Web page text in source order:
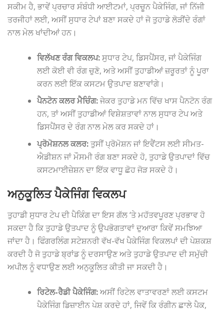
ਸਕੀਮ ਹੈ, ਭਾਵੇਂ ਪ੍ਰਚਾਰ ਸੰਬੰਧੀ ਆਈਟਮਾਂ, ਪ੍ਰਚੂਨ ਪੈਕੇਜਿੰਗ, ਜਾਂ ਨਿੱਜੀ
ਤਰਜੀਹਾਂ ਲਈ, ਅਸੀਂ ਸੁਧਾਰ ਟੇਪਾਂ ਬਣਾ ਸਕਦੇ ਹਾਂ ਜੋ ਤੁਹਾਡੇ ਲੋੜੀਂਦੇ ਰੰਗਾਂ
ਨਾਲ ਮੇਲ ਖਾਂਦੀਆਂ ਹਨ।
ਵਿਲੱਖਣ ਰੰਗ ਵਿਕਲਪ:ਸੁਧਾਰ ਟੇਪ, ਡਿਸਪੈਂਸਰ, ਜਾਂ ਪੈਕੇਜਿੰਗ
ਲਈ ਕੋਈ ਵੀ ਰੰਗ ਚੁਣੋ, ਅਤੇ ਅਸੀਂ ਤੁਹਾਡੀਆਂ ਜ਼ਰੂਰਤਾਂ ਨੂੰ ਪੂਰਾ
ਕਰਨ ਲਈ ਇੱਕ ਕਸਟਮ ਉਤਪਾਦ ਬਣਾਵਾਂਗੇ।
ਪੈਨਟੋਨ ਕਲਰ ਮੈਚਿੰਗ:ਜੇਕਰ ਤੁਹਾਡੇ ਮਨ ਵਿੱਚ ਖਾਸ ਪੈਨਟੋਨ ਰੰਗ
ਹਨ, ਤਾਂ ਅਸੀਂ ਤੁਹਾਡੀਆਂ ਵਿਸ਼ੇਸ਼ਤਾਵਾਂ ਨਾਲ ਸੁਧਾਰ ਟੇਪ ਅਤੇ
ਡਿਸਪੈਂਸਰ ਦੇ ਰੰਗ ਨਾਲ ਮੇਲ ਕਰ ਸਕਦੇ ਹਾਂ।
ਪ੍ਰੋਮੋਸ਼ਨਲ ਕਲਰ:ਤੁਸੀਂ ਪ੍ਰੋਮੋਸ਼ਨ ਜਾਂ ਇਵੈਂਟਸ ਲਈ ਸੀਮਤ-
ਐਡੀਸ਼ਨ ਜਾਂ ਮੌਸਮੀ ਰੰਗ ਬਣਾ ਸਕਦੇ ਹੋ, ਤੁਹਾਡੇ ਉਤਪਾਦਾਂ ਵਿੱਚ
ਕਸਟਮਾਈਜ਼ੇਸ਼ਨ ਦਾ ਇੱਕ ਵਾਧੂ ਛੋਹ ਜੋੜ ਸਕਦੇ ਹੋ।
ਅਨੁਕੂਲਿਤ ਪੈਕੇਜਿੰਗ ਵਿਕਲਪ
ਤੁਹਾਡੀ ਸੁਧਾਰ ਟੇਪ ਦੀ ਪੈਕਿੰਗ ਦਾ ਇਸ ਗੱਲ ‘ਤੇ ਮਹੱਤਵਪੂਰਣ ਪ੍ਰਭਾਵ ਹੋ
ਸਕਦਾ ਹੈ ਕਿ ਤੁਹਾਡੇ ਉਤਪਾਦ ਨੂੰ ਉਪਭੋਗਤਾਵਾਂ ਦੁਆਰਾ ਕਿਵੇਂ ਸਮਝਿਆ
ਜਾਂਦਾ ਹੈ। ਫਿੰਗਰਲਿੰਗ ਸਟੇਸ਼ਨਰੀ ਵੱਖ-ਵੱਖ ਪੈਕੇਜਿੰਗ ਵਿਕਲਪਾਂ ਦੀ ਪੇਸ਼ਕਸ਼
ਕਰਦੀ ਹੈ ਜੋ ਤੁਹਾਡੇ ਬ੍ਰਾਂਡ ਨੂੰ ਦਰਸਾਉਣ ਅਤੇ ਤੁਹਾਡੇ ਉਤਪਾਦ ਦੀ ਸਮੁੱਚੀ
ਅਪੀਲ ਨੂੰ ਵਧਾਉਣ ਲਈ ਅਨੁਕੂਲਿਤ ਕੀਤੀ ਜਾ ਸਕਦੀ ਹੈ।
ਰਿਟੇਲ-ਰੈਡੀ ਪੈਕੇਜਿੰਗ:ਅਸੀਂ ਰਿਟੇਲ ਵਾਤਾਵਰਣਾਂ ਲਈ ਕਸਟਮ
ਪੈਕੇਜਿੰਗ ਡਿਜ਼ਾਈਨ ਪੇਸ਼ ਕਰਦੇ ਹਾਂ, ਜਿਵੇਂ ਕਿ ਰੰਗੀਨ ਛਾਲੇ ਪੈਕ,